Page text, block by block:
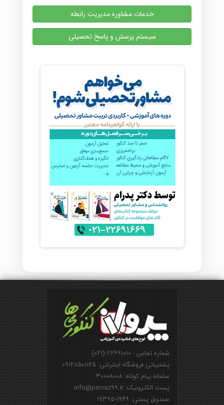
خدمات مشاوره مدیریت رابطه
سیستم پرسش و پاسخ تحصیلی
شماره تماس : ۲۲۶۹۱۰۱۰-(۰۲۱)
پشتیبانی فروشگاه اینترنتی: ۰۹۱۲۸۵۰۱۱۲۵
سامانه پیام کوتاه: ۳۰۰۰۸۰۰۸
پست الکترونیک: info@parvaz99.ir
صندوق پستی: ۱۹۴۹-۱۹۳۹۵